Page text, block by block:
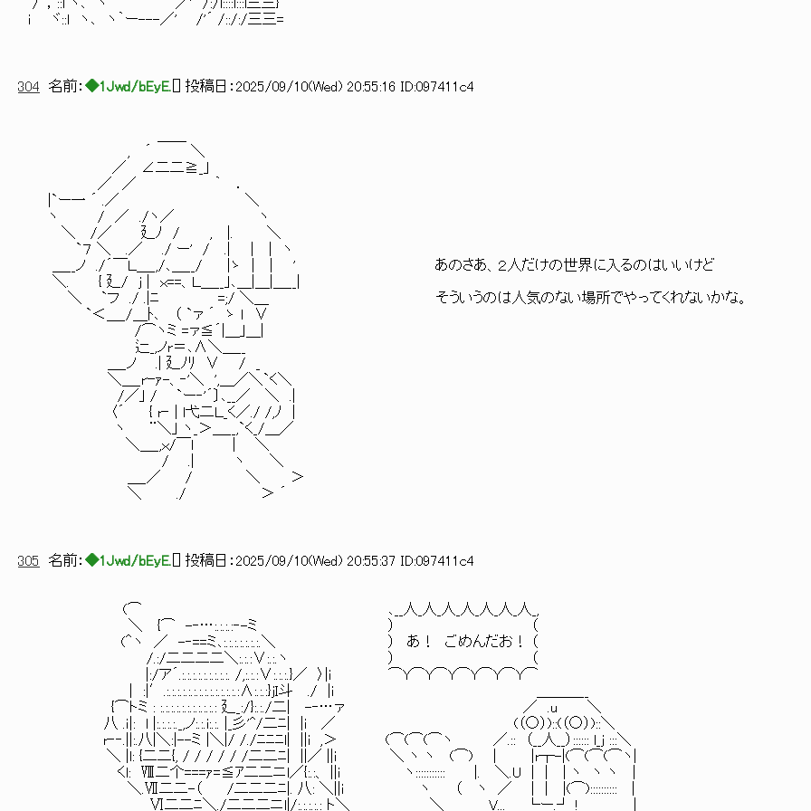
/‘，::l ヾ､ ヽ ｀ ´ ／' /:/l::::l:::l三三}
i ヾ::l ヽ､ ヽ｀ー---／' /'´ /::/:/三三=
304 名前： ◆1Jwd/bEyE. ] 投稿日： 2025/09/10(Wed) 20:55:16 ID:097411c4
, ´ ＼
／ ∠二二≧_｣
／ ／ ｀ ．
|`ー一 ´ .／ ＼
ヽ / ／ ./ヽ／ ヽ
＼ /／ 廴ﾉ / , |. ＼
`７ ＼ .／ ./ ー' / .| | | ヽ
＿__ノ ./´￣Ｌ＿_,/､＿__/ |ゝ | | ' あのさあ、２人だけの世界に入るのはいいけど
＼. { 廴/ j | ｘ==、Ｌ＿__｣､＿|＿|＿__|
＼ `フ ./ .|ﾆ =;/ ＼＿ そういうのは人気のない場所でやってくれないかな。
`＜＿_/＿ﾄ､ （ `ァ ´ ゝ ｌ ∨
/⌒ヽミ =ァ≦´|＿｣＿|
辷_,ノr＝､∧＼＿__
＿_ノ .| 廴ﾉﾘ ∨ / _
＼＿_rｰｧ-、‐'＼ ',＿／＼`く＼
/／｣ / `ー‐'´〕､__／ ＼ .|
〈´ { r‐ | l弋二Ｌ_く／./ /,ﾉ |
ヽ ¨＼｣ ヽ_＞＿__,`く_/＿／
＼＿_,ｘ/￣l | ＼
/ .| ヽ ＼
＿_／ / ＼ ＞
＼ ./ ＞ ´
305 名前： ◆1Jwd/bEyE. ] 投稿日： 2025/09/10(Wed) 20:55:37 ID:097411c4
(⌒ ､__人_人_人_人_人_人_人_,
＼ {⌒ -‐…:.:.:.:‐-ミ ） （
(＾ヽ ／ -‐==ミ､:.:.:.:.:.:.:.＼ ） あ！ ごめんだお！ （
/.:/二二二二＼:.:.:∨:.:.ヽ ） （
|:/ア´.:.:.:.:.:.:.:.:.:. /,:.:.:∨:.:.:.}／ 〉|i ⌒Y⌒Y⌒Y⌒Y⌒Y⌒Y⌒
| :|′.:.:.:.:.:.:.:.:.:.:.:.:.:.:∧:.:.:}jI斗 ./ |i ＿＿＿__
{⌒トミ : :.:.:.:.:.:.:.:.:.:.: 廴_:/}:.:./二| -‐…ァ ／ .u ＼
八 .ｉ|: l |:.:.:.:._,ノ:.:.i:.:. |_彡'^/二ﾆ| |i ／ (（○）)::(（○）)::＼
r‐‐.||:.八|＼:|--ミ |＼|/ /./ﾆﾆﾆl| ||i ,＞ (⌒(⌒(⌒ヽ ／.:: （__人__）:::::: l_j :::＼
＼ |l: {二二{, / / / / / /二二ﾆ| ||／ ||i ＼ ヽ ヽ (⌒) | |r┬-|(⌒(⌒(⌒ヽ|
くl: Ⅷ二个===ｧ=≦ｱ二二ニl／{:.:、 ||i ヽ::::::::::: |. ＼.U | | | ヽ ヽ ヽ |
＼.Ⅶ二二-（ /二二二ﾆ|. 八: ＼||i ヽ （ ヽ ／ | | |(⌒):::::::::: |
Ⅵ二二ﾆ＼./二二二ニl|/:.:.:.:.: ト＼ ＼ V... └ー.┘ ! |